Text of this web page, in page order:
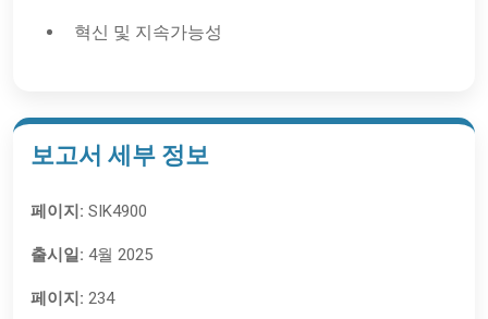
혁신 및 지속가능성
보고서 세부 정보
페이지: SIK4900
출시일: 4월 2025
페이지: 234